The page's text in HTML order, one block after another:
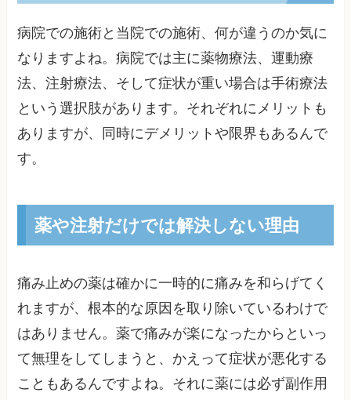
病院での施術と当院での施術、何が違うのか気に
なりますよね。病院では主に薬物療法、運動療
法、注射療法、そして症状が重い場合は手術療法
という選択肢があります。それぞれにメリットも
ありますが、同時にデメリットや限界もあるんで
す。
薬や注射だけでは解決しない理由
痛み止めの薬は確かに一時的に痛みを和らげてく
れますが、根本的な原因を取り除いているわけで
はありません。薬で痛みが楽になったからといっ
て無理をしてしまうと、かえって症状が悪化する
こともあるんですよね。それに薬には必ず副作用